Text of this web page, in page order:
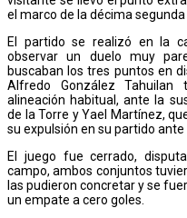
el marco de la décima
El partido se realizó en la
observar un duelo muy
buscaban los tres puntos en
Alfredo González
alineación habitual, ante la
de la Torre y Yael Martínez,
su expulsión en su partido ante
El juego fue cerrado,
campo, ambos conjuntos
las pudieron concretar y se
un empate a cero goles.